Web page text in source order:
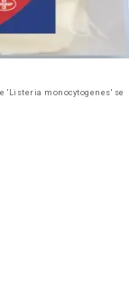
'Listeria monocytogenes' se